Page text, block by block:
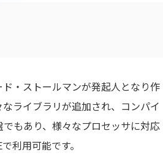
・ストールマンが発起人となり作
ライブラリが追加され、コンパイ
もあり、様々なプロセッサに対応
利用可能です。